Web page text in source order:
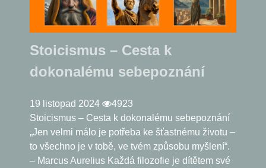
Stoicismus – Cesta k
dokonalému sebepoznání
19 listopad 2024
4923
Stoicismus – Cesta k dokonalému sebepoznání
„Jen velmi málo je potřeba ke šťastnému životu –
to všechno je v tobě, ve tvém způsobu myšlení“.
– Marcus Aurelius Každá filozofie je dítětem své